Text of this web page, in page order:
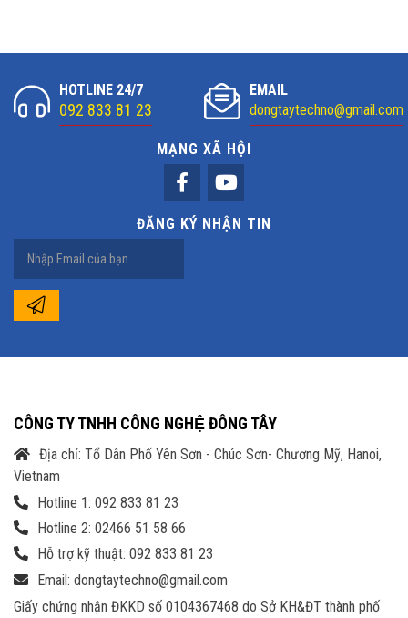
Thẻ Nhớ 128GB: Lưu Trữ Đến 20 Ngày
Với sự kết hợp hoàn hảo giữa tính năng an ninh và hiệu suất cao,
Camera IPC-F42FEP-IMOU là lựa chọn hàng đầu cho việc giám sát
ngoại trời một cách hiện đại và tiện lợi.
HOTLINE 24/7
092 833 81 23
EMAIL
dongtaytechno@gmail.com
MẠNG XÃ HỘI
ĐĂNG KÝ NHẬN TIN
CÔNG TY TNHH CÔNG NGHỆ ĐÔNG TÂY
Địa chỉ: Tổ Dân Phố Yên Sơn - Chúc Sơn- Chương Mỹ, Hanoi,
Vietnam
Hotline 1: 092 833 81 23
Hotline 2: 02466 51 58 66
Hỗ trợ kỹ thuật: 092 833 81 23
Email: dongtaytechno@gmail.com
Giấy chứng nhận ĐKKD số 0104367468 do Sở KH&ĐT thành phố